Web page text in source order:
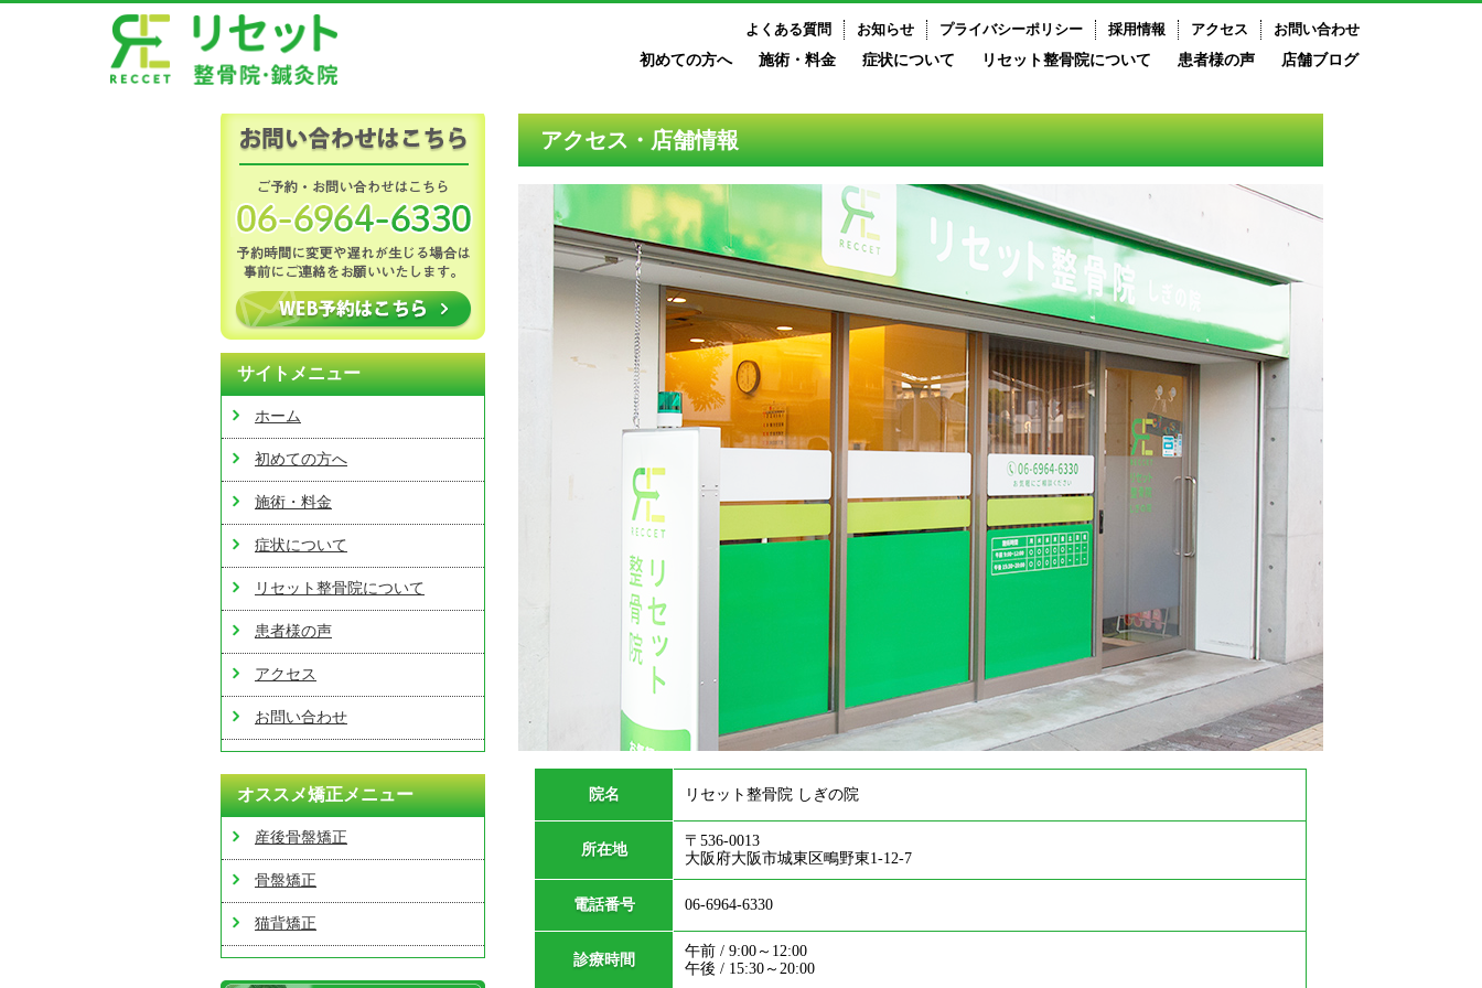
よくある質問 お知らせ プライバシーポリシー 採用情報 アクセス
お問い合わせ
初めての方へ
施術・料金 症状について リセット整骨院について 患者様の声 店舗ブログ
アクセス・店舗情報
院名 リセット整骨院 しぎの院
所在地
〒536-0013
大阪府大阪市城東区鴫野東1-12-7
電話番号 06-6964-6330
診療時間
午前 / 9:00～12:00
午後 / 15:30～20:00
サイトメニュー
ホーム
初めての方へ
施術・料金
症状について
リセット整骨院について
患者様の声
アクセス
お問い合わせ
オススメ矯正メニュー
産後骨盤矯正
骨盤矯正
猫背矯正